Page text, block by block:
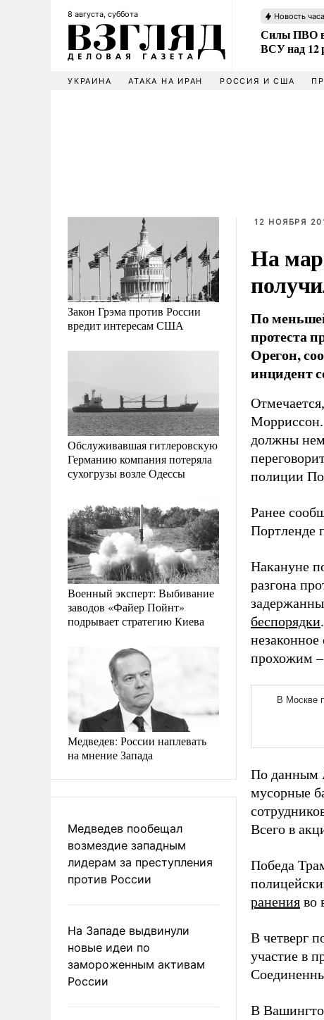
8 августа, суббота Новость часа
Силы ПВО в
ВСУ над 12
УКРАИНА АТАКА НА ИРАН РОССИЯ И США
Закон Грэма против России
вредит интересам США
Обслуживавшая гитлеровскую
Германию компания потеряла
сухогрузы возле Одессы
Военный эксперт: Выбивание
заводов «Файер Пойнт»
подрывает стратегию Киева
Медведев: России наплевать
на мнение Запада
Медведев пообещал
возмездие западным
лидерам за преступления
против России
На Западе выдвинули
новые идеи по
замороженным активам
России
12 НОЯБРЯ
На
По
протеста
Орегон,
инцидент
Морриссон.
должны
полиции
Ранее
Портленде
Накануне
разгона
беспорядки
прохожим –
По данным
мусорные
Всего в
Победа
ранения во
В четверг
участие в
В